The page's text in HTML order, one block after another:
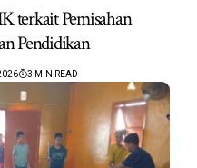
terkait Pemisahan
Pendidikan
3 MIN READ